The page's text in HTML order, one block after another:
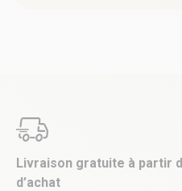
Livraison gratuite à partir
d’achat